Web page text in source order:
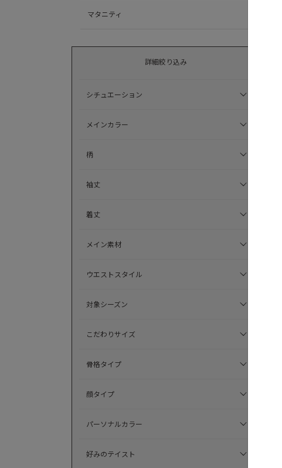
マタニティ
詳細絞り込み
シチュエーション
メインカラー
柄
袖丈
着丈
メイン素材
ウエストスタイル
対象シーズン
こだわりサイズ
骨格タイプ
顔タイプ
パーソナルカラー
好みのテイスト